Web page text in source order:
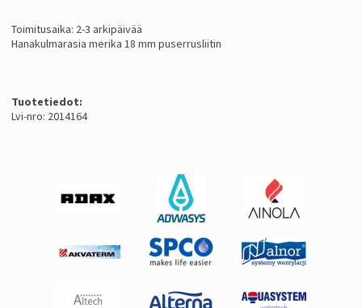
Toimitusaika: 2-3 arkipäivää
Hanakulmarasia merika 18 mm puserrusliitin
Tuotetiedot:
Lvi-nro: 2014164